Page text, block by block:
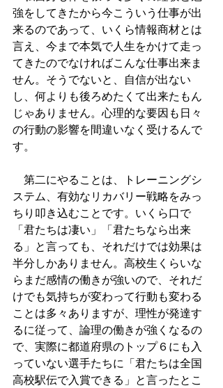
強をしてきたから今こういう仕事が出
来るのであって、いくら情報商材とは
言え、今まで本気で人生をかけて走っ
てきたのでなければこんな仕事出来ま
せん。そうでないと、自信が出ない
し、何よりも後ろめたくて出来たもん
じゃありません。心理的な要因も日々
の行動の影響を間違いなく受けるんで
す。
第二にやることは、トレーニングシ
ステム、有効なリカバリー戦略をみっ
ちり叩き込むことです。いくら口で
「君たちは凄い」「君たちなら出来
る」と言っても、それだけでは効果は
半分しかありません。高校生くらいな
らまだ感情の働きが強いので、それだ
けでも気持ちが変わって行動も変わる
ことは多々ありますが、理性が発達す
るに従って、論理の働きが強くなるの
で、実際に都道府県のトップ６にも入
っていない選手たちに「君たちは全国
高校駅伝で入賞できる」と言ったとこ